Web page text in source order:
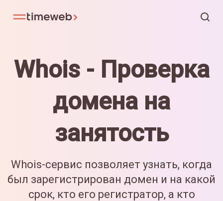
Whois - Проверка
домена на
занятость
Whois-сервис позволяет узнать, когда
был зарегистрирован домен и на какой
срок, кто его регистратор, а кто